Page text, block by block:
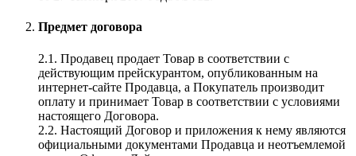
Предмет договора
2.1. Продавец продает Товар в соответствии с
действующим прейскурантом, опубликованным на
интернет-сайте Продавца, а Покупатель производит
оплату и принимает Товар в соответствии с условиями
настоящего Договора.
2.2. Настоящий Договор и приложения к нему являются
официальными документами Продавца и неотъемлемой